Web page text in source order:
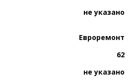
не указано
Евроремонт
62
не указано